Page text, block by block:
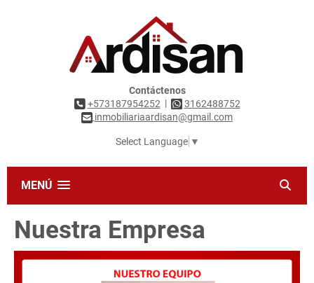
Contáctenos
+573187954252 |
3162488752
inmobiliariaardisan@gmail.com
Select Language ▼
MENÚ
Nuestra Empresa